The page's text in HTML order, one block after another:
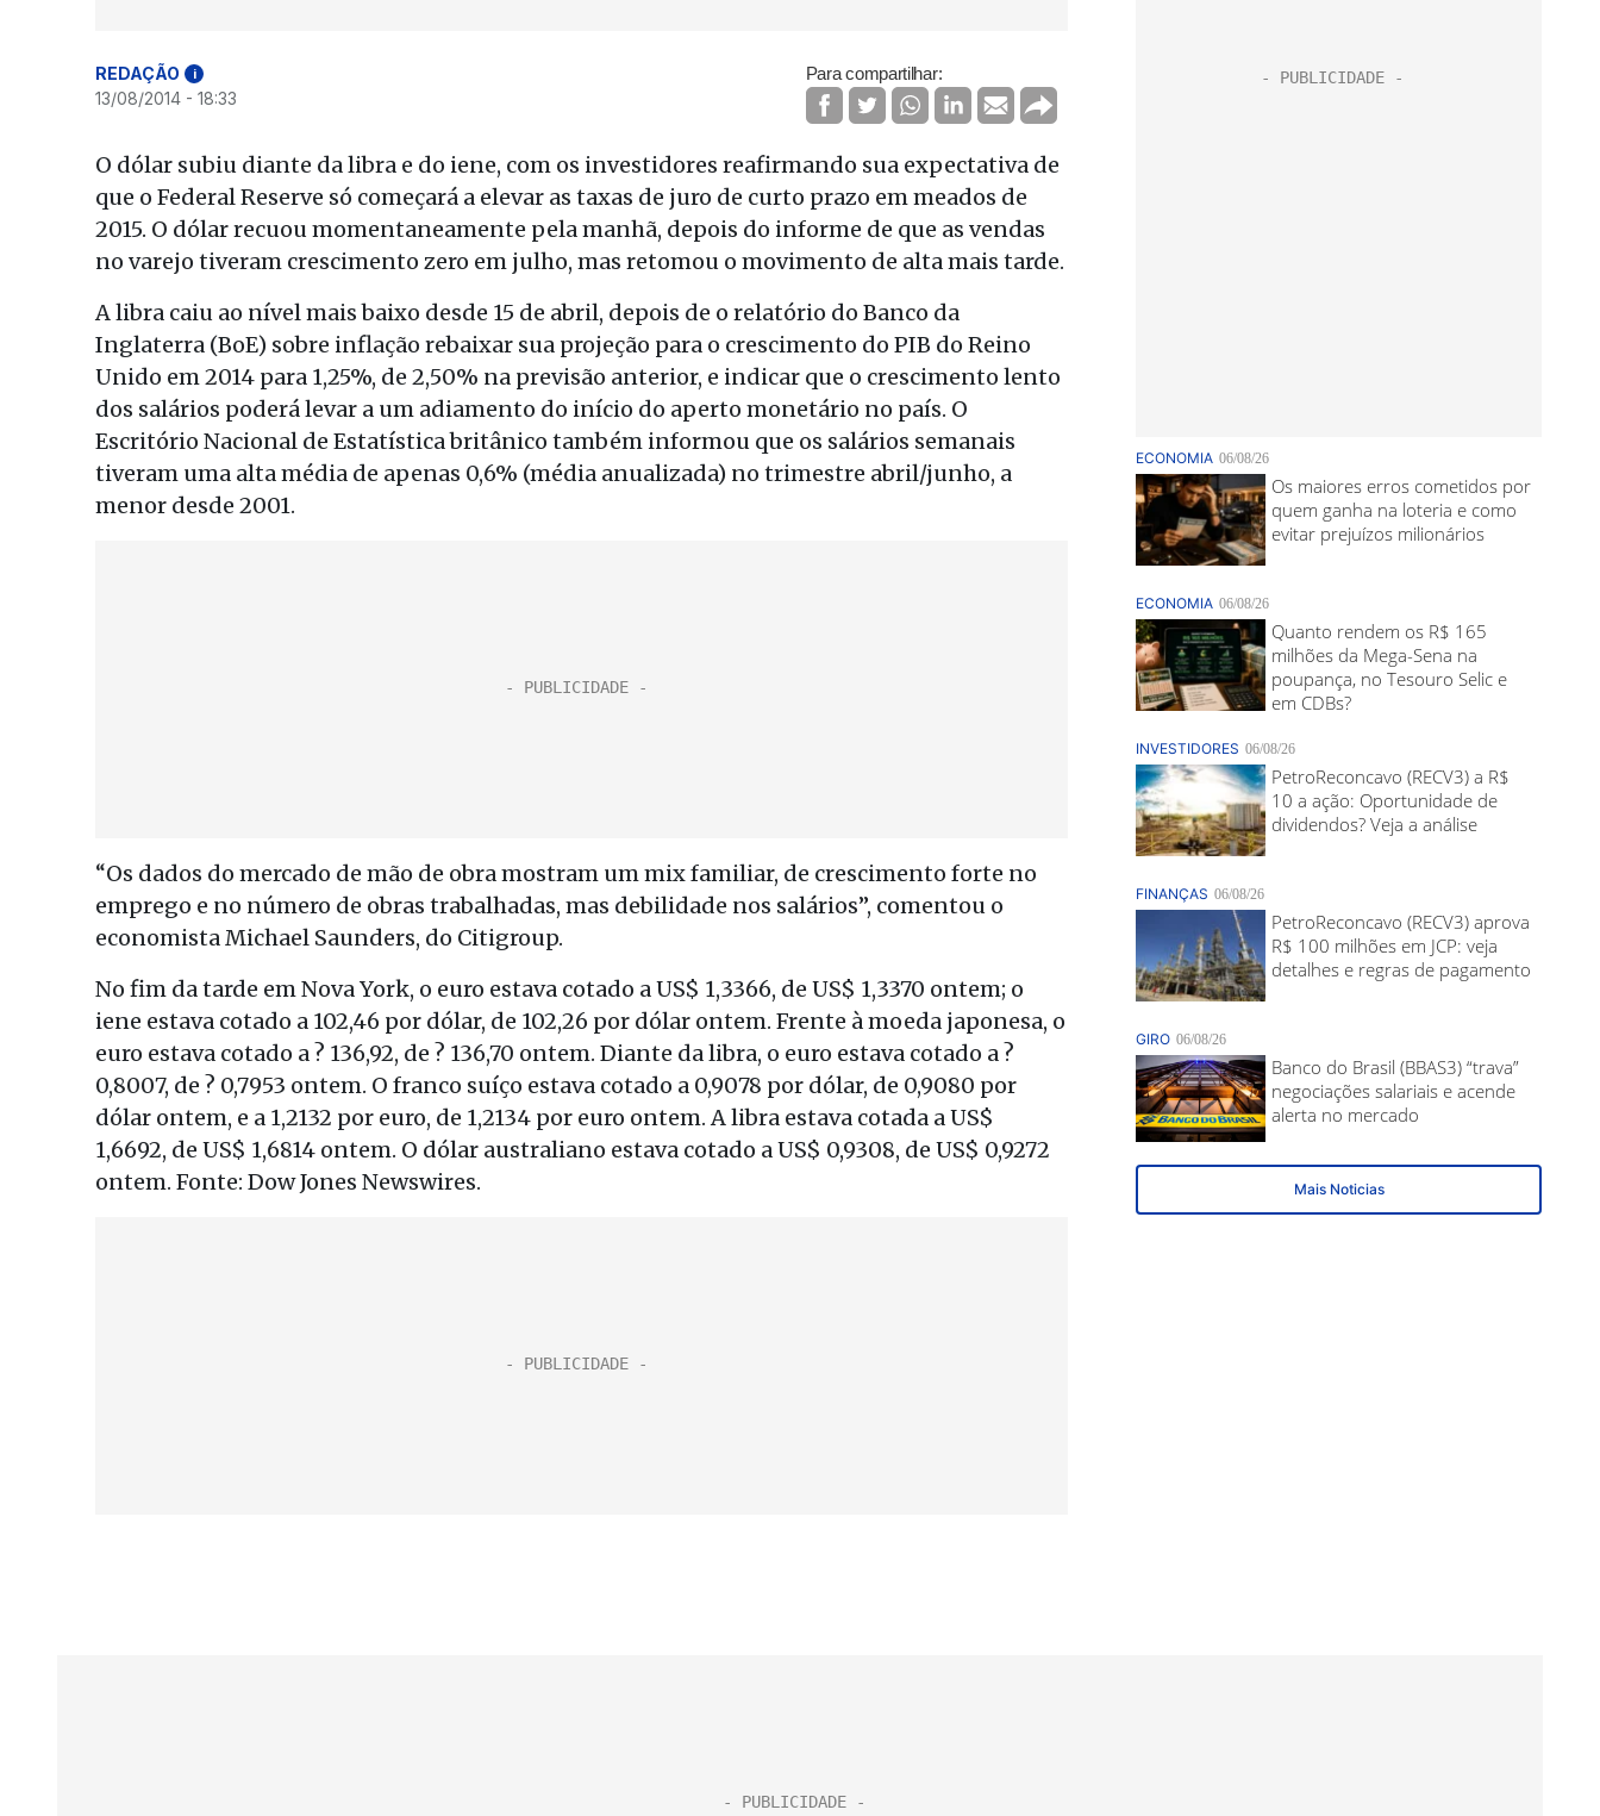
REDAÇÃO i
13/08/2014 - 18:33
Para compartilhar:
O dólar subiu diante da libra e do iene, com os investidores reafirmando sua expectativa de
que o Federal Reserve só começará a elevar as taxas de juro de curto prazo em meados de
2015. O dólar recuou momentaneamente pela manhã, depois do informe de que as vendas
no varejo tiveram crescimento zero em julho, mas retomou o movimento de alta mais tarde.
A libra caiu ao nível mais baixo desde 15 de abril, depois de o relatório do Banco da
Inglaterra (BoE) sobre inflação rebaixar sua projeção para o crescimento do PIB do Reino
Unido em 2014 para 1,25%, de 2,50% na previsão anterior, e indicar que o crescimento lento
dos salários poderá levar a um adiamento do início do aperto monetário no país. O
Escritório Nacional de Estatística britânico também informou que os salários semanais
tiveram uma alta média de apenas 0,6% (média anualizada) no trimestre abril/junho, a
menor desde 2001.
“Os dados do mercado de mão de obra mostram um mix familiar, de crescimento forte no
emprego e no número de obras trabalhadas, mas debilidade nos salários”, comentou o
economista Michael Saunders, do Citigroup.
No fim da tarde em Nova York, o euro estava cotado a US$ 1,3366, de US$ 1,3370 ontem; o
iene estava cotado a 102,46 por dólar, de 102,26 por dólar ontem. Frente à moeda japonesa, o
euro estava cotado a ? 136,92, de ? 136,70 ontem. Diante da libra, o euro estava cotado a ?
0,8007, de ? 0,7953 ontem. O franco suíço estava cotado a 0,9078 por dólar, de 0,9080 por
dólar ontem, e a 1,2132 por euro, de 1,2134 por euro ontem. A libra estava cotada a US$
1,6692, de US$ 1,6814 ontem. O dólar australiano estava cotado a US$ 0,9308, de US$ 0,9272
ontem. Fonte: Dow Jones Newswires.